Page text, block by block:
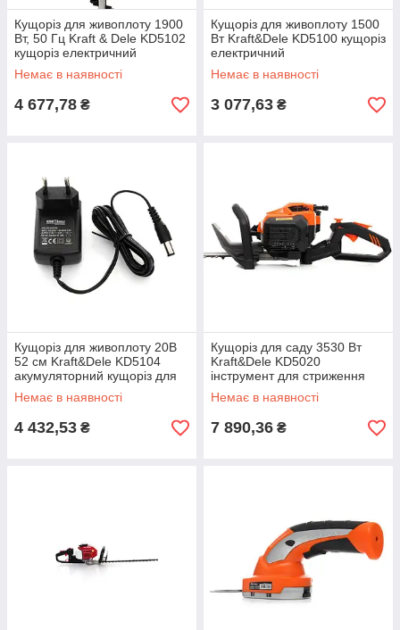
Кущоріз для живоплоту 1900
Вт, 50 Гц Kraft & Dele KD5102
кущоріз електричний
Немає в наявності
4 677,78 ₴
Кущоріз для живоплоту 1500
Вт Kraft&Dele KD5100 кущоріз
електричний
Немає в наявності
3 077,63 ₴
Кущоріз для живоплоту 20В
52 см Kraft&Dele KD5104
акумуляторний кущоріз для
живоплоту
Немає в наявності
4 432,53 ₴
Кущоріз для саду 3530 Вт
Kraft&Dele KD5020
інструмент для стриження
кущів
Немає в наявності
7 890,36 ₴